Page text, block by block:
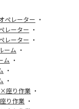
ペレーター
レーター
レーター
ーム
ム
座り作業
り作業